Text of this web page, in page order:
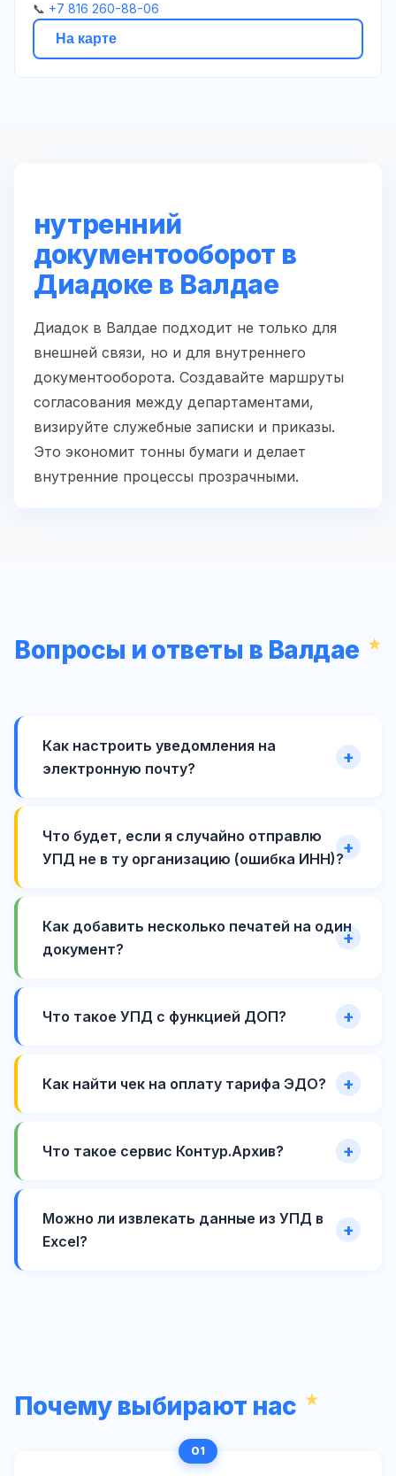
📞 +7 816 260-88-06
На карте
нутренний
документооборот в
Диадоке в Валдае
Диадок в Валдае подходит не только для
внешней связи, но и для внутреннего
документооборота. Создавайте маршруты
согласования между департаментами,
визируйте служебные записки и приказы.
Это экономит тонны бумаги и делает
внутренние процессы прозрачными.
Вопросы и ответы в Валдае
Как настроить уведомления на
электронную почту?
Что будет, если я случайно отправлю
УПД не в ту организацию (ошибка ИНН)?
Как добавить несколько печатей на один
документ?
Что такое УПД с функцией ДОП?
Как найти чек на оплату тарифа ЭДО?
Что такое сервис Контур.Архив?
Можно ли извлекать данные из УПД в
Excel?
Почему выбирают нас